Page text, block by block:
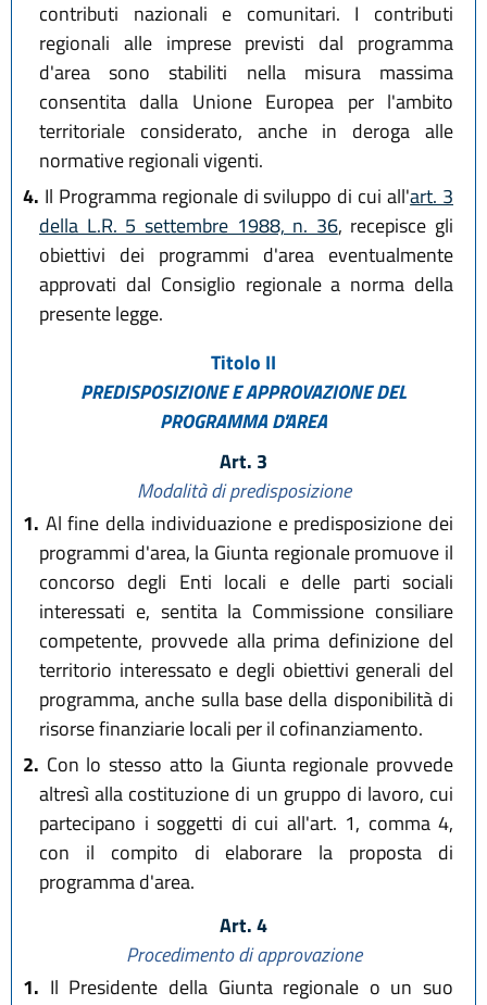
contributi nazionali e comunitari. I contributi
regionali alle imprese previsti dal programma
d'area sono stabiliti nella misura massima
consentita dalla Unione Europea per l'ambito
territoriale considerato, anche in deroga alle
normative regionali vigenti.
4. Il Programma regionale di sviluppo di cui all'art. 3
della L.R. 5 settembre 1988, n. 36, recepisce gli
obiettivi dei programmi d'area eventualmente
approvati dal Consiglio regionale a norma della
presente legge.
Titolo II
PREDISPOSIZIONE E APPROVAZIONEDEL
PROGRAMMA D'AREA
Art. 3
Modalità di predisposizione
1. Al fine della individuazione e predisposizione dei
programmi d'area, la Giunta regionale promuove il
concorso degli Enti locali e delle parti sociali
interessati e, sentita la Commissione consiliare
competente, provvede alla prima definizione del
territorio interessato e degli obiettivi generali del
programma, anche sulla base della disponibilità di
risorse finanziarie locali per il cofinanziamento.
2. Con lo stesso atto la Giunta regionale provvede
altresì alla costituzione di un gruppo di lavoro, cui
partecipano i soggetti di cui all'art. 1, comma 4,
con il compito di elaborare la proposta di
programma d'area.
Art. 4
Procedimento di approvazione
1. Il Presidente della Giunta regionale o un suo